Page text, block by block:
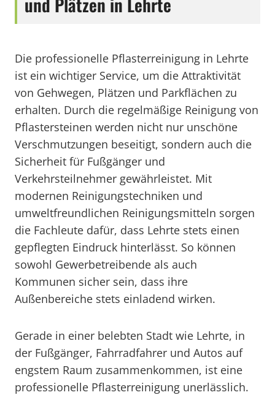
Die professionelle Pflasterreinigung in Lehrte
ist ein wichtiger Service, um die Attraktivität
von Gehwegen, Plätzen und Parkflächen zu
erhalten. Durch die regelmäßige Reinigung von
Pflastersteinen werden nicht nur unschöne
Verschmutzungen beseitigt, sondern auch die
Sicherheit für Fußgänger und
Verkehrsteilnehmer gewährleistet. Mit
modernen Reinigungstechniken und
umweltfreundlichen Reinigungsmitteln sorgen
die Fachleute dafür, dass Lehrte stets einen
gepflegten Eindruck hinterlässt. So können
sowohl Gewerbetreibende als auch
Kommunen sicher sein, dass ihre
Außenbereiche stets einladend wirken.
Gerade in einer belebten Stadt wie Lehrte, in
der Fußgänger, Fahrradfahrer und Autos auf
engstem Raum zusammenkommen, ist eine
professionelle Pflasterreinigung unerlässlich.